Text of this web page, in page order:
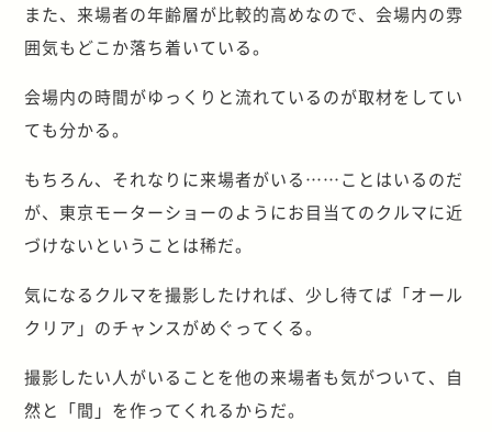
また、来場者の年齢層が比較的高めなので、会場内の雰
囲気もどこか落ち着いている。
会場内の時間がゆっくりと流れているのが取材をしてい
ても分かる。
もちろん、それなりに来場者がいる……ことはいるのだ
が、東京モーターショーのようにお目当てのクルマに近
づけないということは稀だ。
気になるクルマを撮影したければ、少し待てば「オール
クリア」のチャンスがめぐってくる。
撮影したい人がいることを他の来場者も気がついて、自
然と「間」を作ってくれるからだ。